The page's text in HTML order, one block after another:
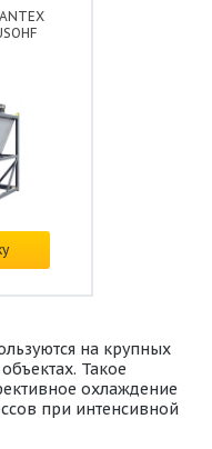
на крупных
Такое
охлаждение
при интенсивной